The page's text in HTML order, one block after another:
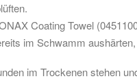
Coating Towel
im Schwamm
im Trockenen stehen